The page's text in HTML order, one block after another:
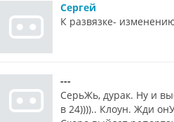
Сергей
К развязке-
---
СерьЖь, дурак. Ну и
в 24)))).. Клоун. Жди